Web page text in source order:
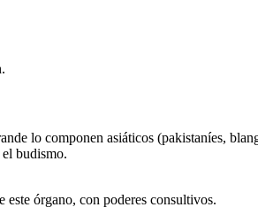
lo componen asiáticos (pakistaníes,
budismo.
órgano, con poderes consultivos.